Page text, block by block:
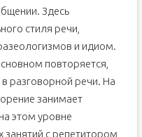
Здесь
стиля речи,
и идиом.
повторяется,
разговорной речи. На
занимает
этом уровне
с репетитором